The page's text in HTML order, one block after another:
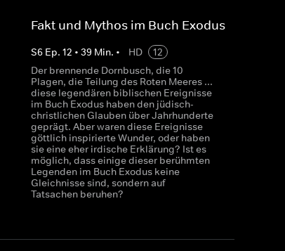
Fakt und Mythos im Buch Exodus
S6 Ep. 12 • 39Min. • HD
12
Der brennende Dornbusch, die 10
Plagen, die Teilung des Roten Meeres ...
diese legendären biblischen Ereignisse
im Buch Exodus haben den jüdisch-
christlichen Glauben über Jahrhunderte
geprägt. Aber waren diese Ereignisse
göttlich inspirierte Wunder, oder haben
sie eine eher irdische Erklärung? Ist es
möglich, dass einige dieser berühmten
Legenden im Buch Exodus keine
Gleichnisse sind, sondern auf
Tatsachen beruhen?